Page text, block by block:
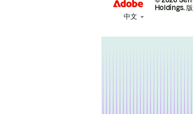
Holdings.
中文